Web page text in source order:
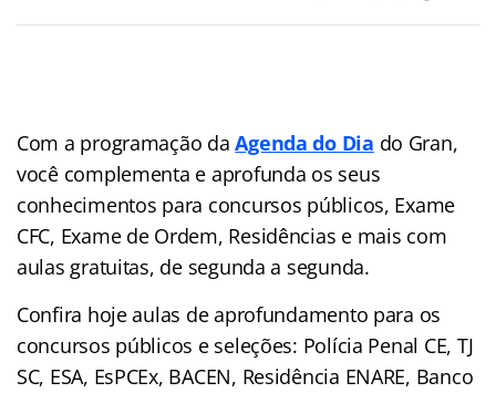
Com a programação daAgenda do Dia do Gran,
você complementa e aprofunda os seus
conhecimentos para concursos públicos, Exame
CFC, Exame de Ordem, Residências e mais com
aulas gratuitas, de segunda a segunda.
Confira hoje aulas de aprofundamento para os
concursos públicos e seleções: Polícia Penal CE, TJ
SC, ESA, EsPCEx, BACEN, Residência ENARE, Banco